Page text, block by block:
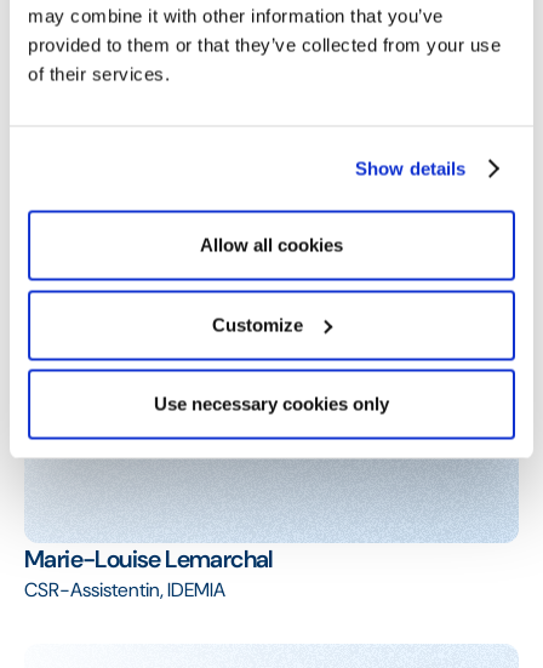
may combine it with other information that you’ve
provided to them or that they’ve collected from your use
of their services.
Show details
Allow all cookies
Customize
Use necessary cookies only
Marie-Louise Lemarchal
CSR-Assistentin, IDEMIA